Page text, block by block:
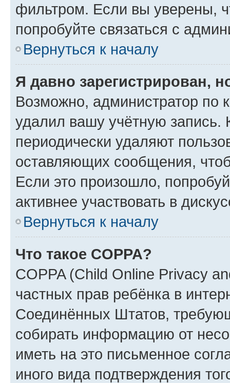
фильтром. Если вы уверены,
попробуйте связаться с
Вернуться к началу
Я давно зарегистрирован,
Возможно, администратор по
удалил вашу учётную запись.
периодически удаляют
оставляющих сообщения,
Если это произошло,
активнее участвовать в
Вернуться к началу
Что такое COPPA?
COPPA (Child Online Privacy
частных прав ребёнка в
Соединённых Штатов,
собирать информацию от
иметь на это письменное
иного вида подтверждения